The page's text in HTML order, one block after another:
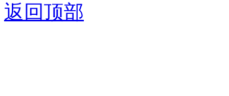
返回顶部